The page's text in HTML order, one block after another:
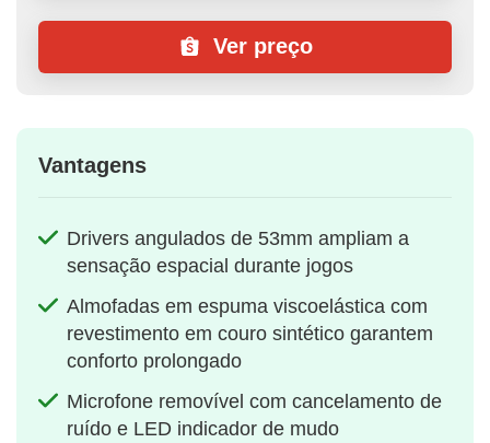
Ver preço
Vantagens
Drivers angulados de 53mm ampliam a
sensação espacial durante jogos
Almofadas em espuma viscoelástica com
revestimento em couro sintético garantem
conforto prolongado
Microfone removível com cancelamento de
ruído e LED indicador de mudo